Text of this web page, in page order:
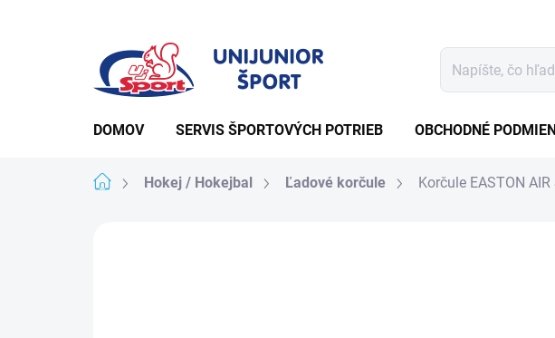
DOMOV SERVIS ŠPORTOVÝCH POTRIEB OBCHODNÉ
DomovHokej / Hokejbal Ľadové korčule Korčule EASTON